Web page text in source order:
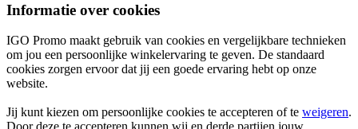
Informatie over cookies
IGO Promo maakt gebruik van cookies en vergelijkbare technieken
om jou een persoonlijke winkelervaring te geven. De standaard
cookies zorgen ervoor dat jij een goede ervaring hebt op onze
website.
Jij kunt kiezen om persoonlijke cookies te accepteren of te weigeren.